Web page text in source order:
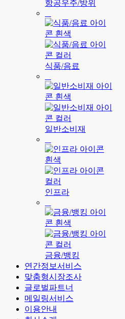
항공우주/방위
식품/음료
일반소비재
인프라
금융/뱅킹
연간정보서비스
맞춤형시장조사
글로벌파트너
메일링서비스
이용안내